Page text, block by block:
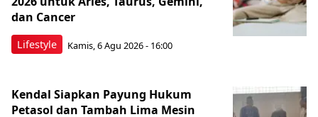
Lifestyle
dan Cancer
Kamis, 6 Agu 2026 - 16:00
Kendal Siapkan Payung Hukum
Petasol dan Tambah Lima Mesin